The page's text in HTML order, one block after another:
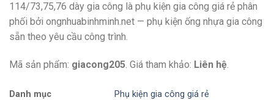
114/73,75,76 dày gia công là phụ kiện gia công giá rẻ phân
phối bởi ongnhuabinhminh.net — phụ kiện ống nhựa gia công
sẵn theo yêu cầu công trình.
Mã sản phẩm: giacong205. Giá tham khảo: Liên hệ.
Danh mục
Phụ kiện gia công giá rẻ